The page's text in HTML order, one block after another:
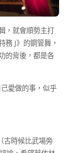
，就會順勢主打
J》的鋼管舞，
的背後，都是各
愛做的事，似乎
古時候比武場旁